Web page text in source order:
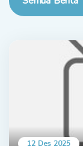
12 Des 2025